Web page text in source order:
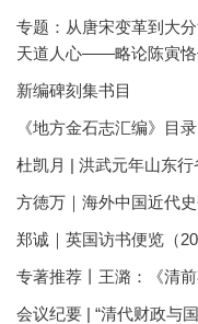
专题：从唐宋变革到大
天道人心——略论陈寅恪
新编碑刻集书目
《地方金石志汇编》目录
杜凯月 | 洪武元年山东
方徳万｜海外中国近代
郑诚｜英国访书便览（
专著推荐丨王潞：《清前
会议纪要 | “清代财政与